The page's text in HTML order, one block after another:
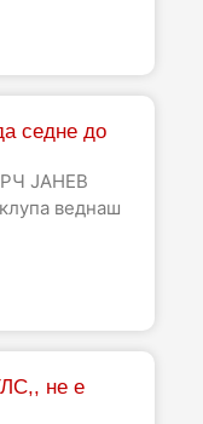
седне до
ЈАНЕВ
веднаш
не е